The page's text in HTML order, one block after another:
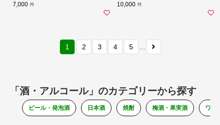
7,000 円 10,000 円
1 2 3 4 5
「酒・アルコール」のカテゴリーから探す
ビール・発泡酒 日本酒 焼酎 梅酒・果実酒 ワイ